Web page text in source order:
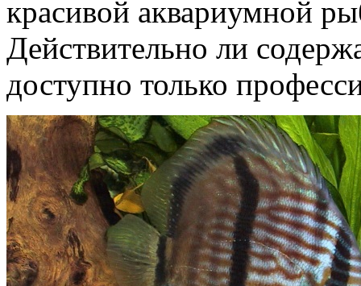
красивой аквариумной
Действительно ли
доступно только